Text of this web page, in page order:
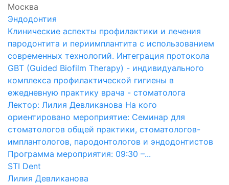
Москва
Эндодонтия
Клинические аспекты профилактики и лечения
пародонтита и периимплантита с использованием
современных технологий. Интеграция протокола
GBT (Guided Biofilm Therapy) - индивидуального
комплекса профилактической гигиены в
ежедневную практику врача - стоматолога
Лектор: Лилия Девликанова На кого
ориентировано мероприятие: Семинар для
стоматологов общей практики, стоматологов-
имплантологов, пародонтологов и эндодонтистов
Программа мероприятия: 09:30 –...
STI Dent
Лилия Девликанова